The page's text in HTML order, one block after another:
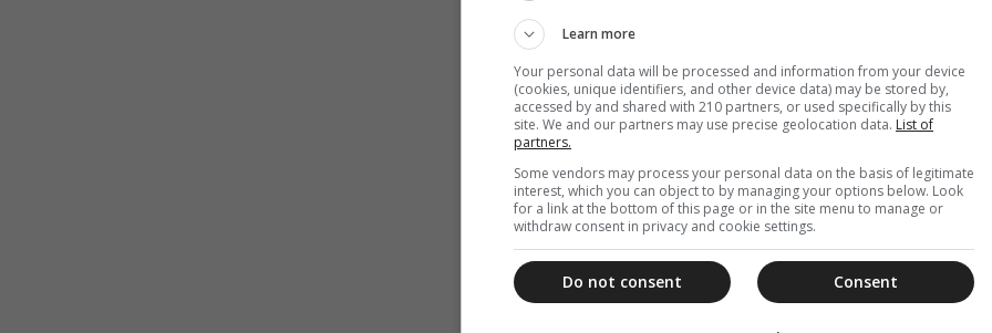
Learn more
Your personal data will be processed and information from your device
(cookies, unique identifiers, and other device data) may be stored by,
accessed by and shared with 210 partners, or used specifically by this
site. We and our partners may use precise geolocation data. List of
partners.
Some vendors may process your personal data on the basis of legitimate
interest, which you can object to by managing your options below. Look
for a link at the bottom of this page or in the site menu to manage or
withdraw consent in privacy and cookie settings.
Consent
Do not consent